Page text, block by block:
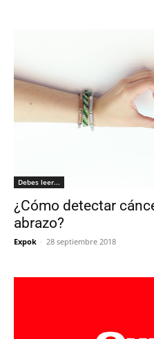
Debes leer...
¿Cómo detectar
abrazo?
Expok - 28 septiembre 2018